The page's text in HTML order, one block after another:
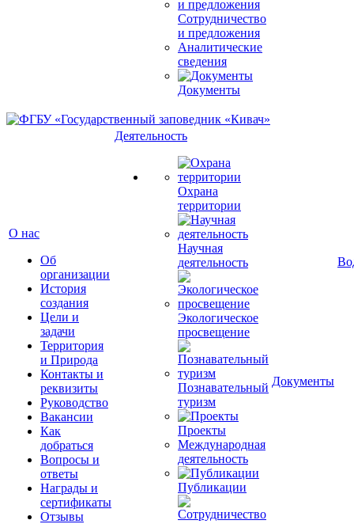
Сотрудничество
и предложения
Аналитические
сведения
Документы
О нас
Об
организации
История
создания
Цели и
задачи
Территория
и Природа
Контакты и
реквизиты
Руководство
Вакансии
Как
добраться
Вопросы и
ответы
Награды и
сертификаты
Отзывы
Деятельность
Охрана
территории
Научная
деятельность
Экологическое
просвещение
Познавательный
туризм
Проекты
Международная
деятельность
Публикации
Документы